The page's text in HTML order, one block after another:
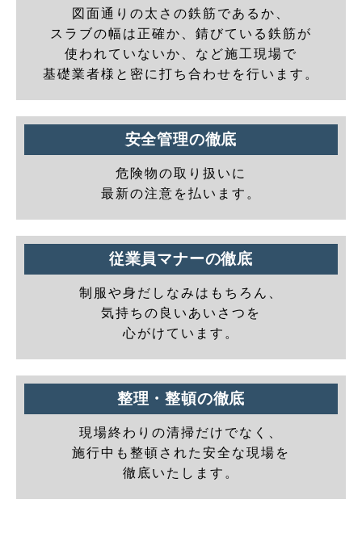
図面通りの太さの鉄筋であるか、
スラブの幅は正確か、錆びている鉄筋が
使われていないか、など施工現場で
基礎業者様と密に打ち合わせを行います。
安全管理の徹底
危険物の取り扱いに
最新の注意を払います。
従業員マナーの徹底
制服や身だしなみはもちろん、
気持ちの良いあいさつを
心がけています。
整理・整頓の徹底
現場終わりの清掃だけでなく、
施行中も整頓された安全な現場を
徹底いたします。